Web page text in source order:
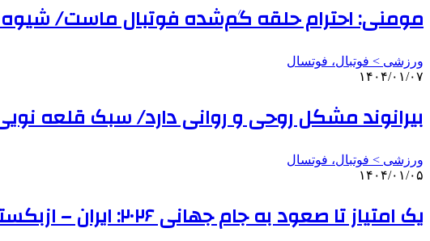
مومنی: احترام حلقه گم‌شده فوتبال ماست/ شیوه
ورزشی > فوتبال، فوتسال
۱۴۰۴/۰۱/۰۷
بیرانوند مشکل روحی و روانی دارد/ سبک قلعه
ورزشی > فوتبال، فوتسال
۱۴۰۴/۰۱/۰۵
یک امتیاز تا صعود به جام جهانی ۲۰۲۶: ایران – ازبکستان